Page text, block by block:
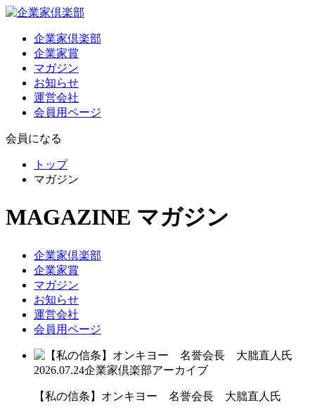
企業家倶楽部
企業家賞
マガジン
お知らせ
運営会社
会員用ページ
会員になる
トップ
マガジン
MAGAZINE マガジン
企業家倶楽部
企業家賞
マガジン
お知らせ
運営会社
会員用ページ
2026.07.24企業家倶楽部アーカイブ
【私の信条】オンキヨー 名誉会長 大朏直人氏